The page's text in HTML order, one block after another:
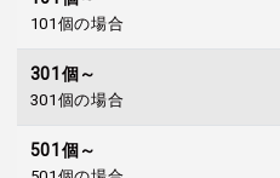
101個の場合
301個～
301個の場合
501個～